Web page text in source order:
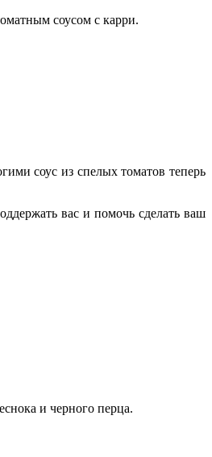
соусом с карри.
соус из спелых томатов теперь
вас и помочь сделать ваш
и черного перца.